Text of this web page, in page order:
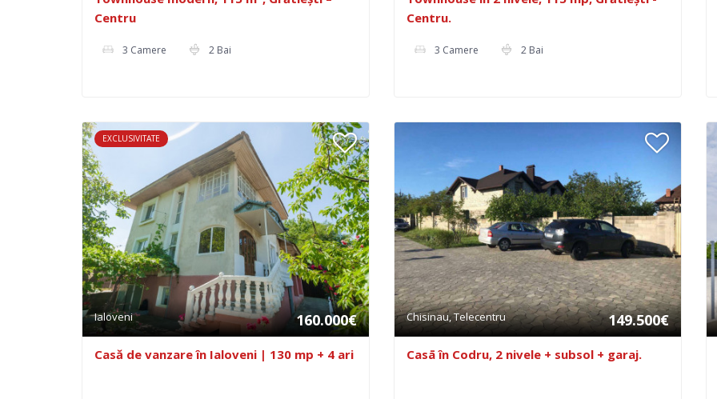
Centru
3 Camere 2 Bai
Centru.
3 Camere 2 Bai
EXCLUSIVITATE
Ialoveni 160.000€
Casă de vanzare în Ialoveni | 130 mp + 4 ari
Chisinau, Telecentru 149.500€
Casā în Codru, 2 nivele + subsol + garaj.